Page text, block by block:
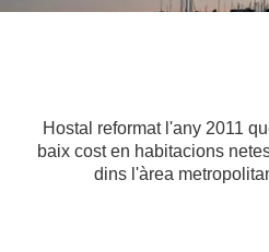
Hostal reformat l'any 2011
baix cost en habitacions
dins l'àrea